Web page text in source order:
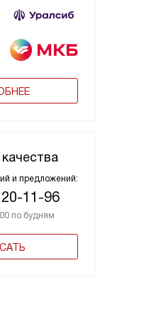
и предложений:
11-96
по будням